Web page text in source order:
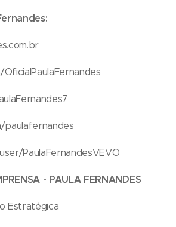
paulafernandes
PaulaFernandesVEVO
- PAULA FERNANDES
Estratégica